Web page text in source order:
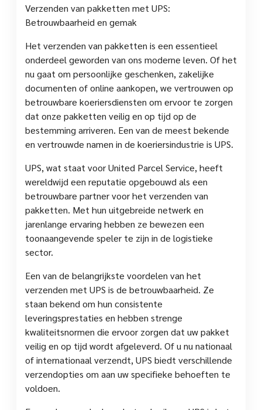
Verzenden van pakketten met UPS:
Betrouwbaarheid en gemak
Het verzenden van pakketten is een essentieel
onderdeel geworden van ons moderne leven. Of het
nu gaat om persoonlijke geschenken, zakelijke
documenten of online aankopen, we vertrouwen op
betrouwbare koeriersdiensten om ervoor te zorgen
dat onze pakketten veilig en op tijd op de
bestemming arriveren. Een van de meest bekende
en vertrouwde namen in de koeriersindustrie is UPS.
UPS, wat staat voor United Parcel Service, heeft
wereldwijd een reputatie opgebouwd als een
betrouwbare partner voor het verzenden van
pakketten. Met hun uitgebreide netwerk en
jarenlange ervaring hebben ze bewezen een
toonaangevende speler te zijn in de logistieke
sector.
Een van de belangrijkste voordelen van het
verzenden met UPS is de betrouwbaarheid. Ze
staan bekend om hun consistente
leveringsprestaties en hebben strenge
kwaliteitsnormen die ervoor zorgen dat uw pakket
veilig en op tijd wordt afgeleverd. Of u nu nationaal
of internationaal verzendt, UPS biedt verschillende
verzendopties om aan uw specifieke behoeften te
voldoen.